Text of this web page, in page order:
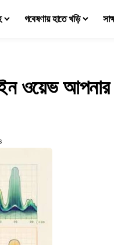
গবেষণায় হাতে খড়ি
ওয়েভ